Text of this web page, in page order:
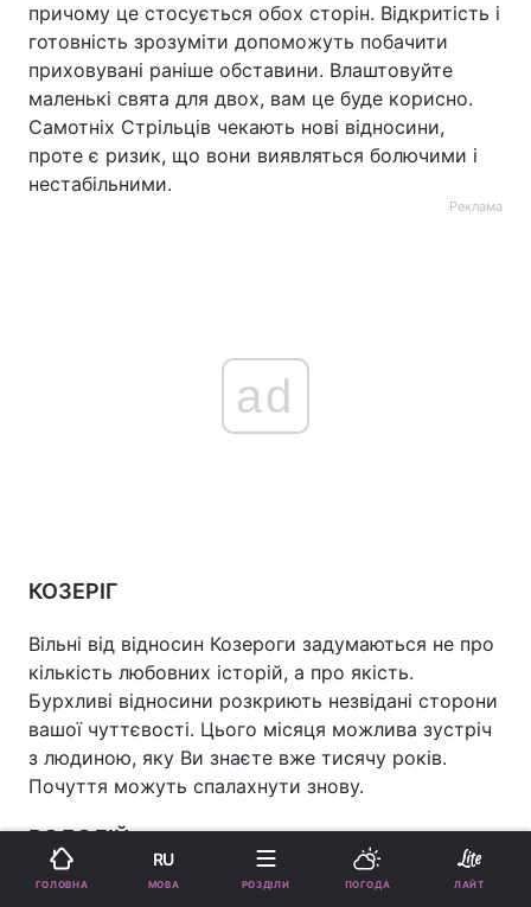
причому це стосується обох сторін. Відкритість і
готовність зрозуміти допоможуть побачити
приховувані раніше обставини. Влаштовуйте
маленькі свята для двох, вам це буде корисно.
Самотніх Стрільців чекають нові відносини,
проте є ризик, що вони виявляться болючими і
нестабільними.
Реклама
ad
КОЗЕРІГ
Вільні від відносин Козероги задумаються не про
кількість любовних історій, а про якість.
Бурхливі відносини розкриють незвідані сторони
вашої чуттєвості. Цього місяця можлива зустріч
з людиною, яку Ви знаєте вже тисячу років.
Почуття можуть спалахнути знову.
ВОДОЛІЙ
У гонитві за новими почуттями є великий ризик
ГОЛОВНА
RU
МОВА РОЗДІЛИ ПОГОДА ЛАЙТ